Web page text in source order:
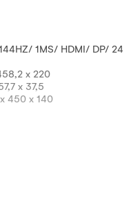
1MS/ HDMI/ DP/ 24
x 220
x 37,5
450 x 140